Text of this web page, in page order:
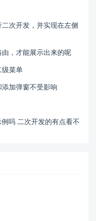
次开发，并实现在左侧
，才能展示出来的呢
级菜单
加弹窗不受影响
吗 二次开发的有点看不